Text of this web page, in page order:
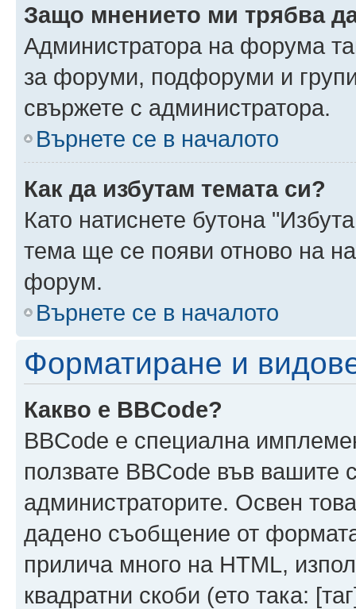
Защо мнението ми трябва
Администратора на форума
за форуми, подфоруми и
свържете с администратора.
Върнете се в началото
Как да избутам темата си?
Като натиснете бутона
тема ще се появи отново на
форум.
Върнете се в началото
Форматиране и
Какво е BBCode?
BBCode е специална
ползвате BBCode във
администраторите. Освен
дадено съобщение от
прилича много на HTML,
квадратни скоби (ето така: